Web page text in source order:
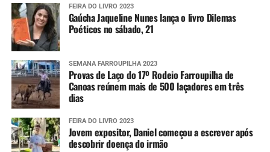
FEIRA DO LIVRO 2023
Gaúcha Jaqueline Nunes lança o livro Dilemas
Poéticos no sábado, 21
SEMANA FARROUPILHA 2023
Provas de Laço do 17º Rodeio Farroupilha de
Canoas reúnem mais de 500 laçadores em três
dias
FEIRA DO LIVRO 2023
Jovem expositor, Daniel começou a escrever após
descobrir doença do irmão